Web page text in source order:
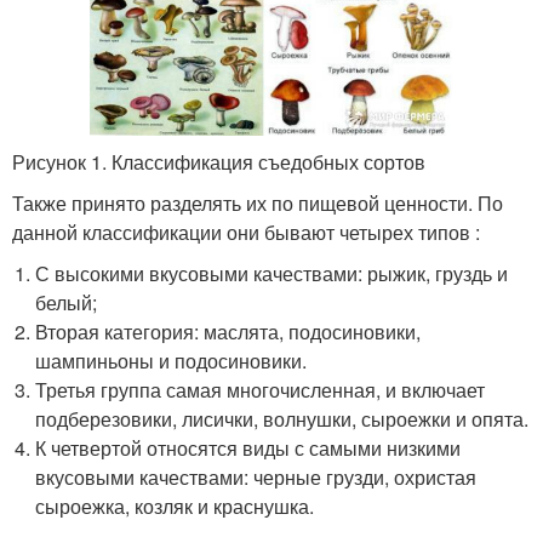
Рисунок 1. Классификация съедобных сортов
Также принято разделять их по пищевой ценности. По
данной классификации они бывают четырех типов :
С высокими вкусовыми качествами: рыжик, груздь и
белый;
Вторая категория: маслята, подосиновики,
шампиньоны и подосиновики.
Третья группа самая многочисленная, и включает
подберезовики, лисички, волнушки, сыроежки и опята.
К четвертой относятся виды с самыми низкими
вкусовыми качествами: черные грузди, охристая
сыроежка, козляк и краснушка.